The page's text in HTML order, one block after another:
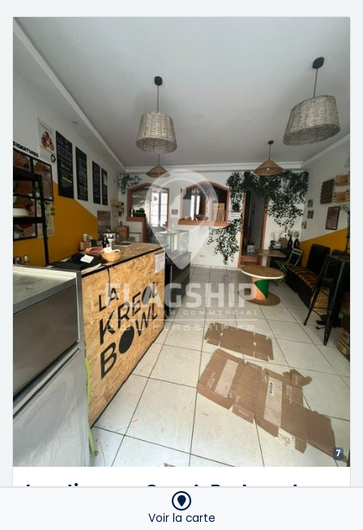
7
Location pure Grands Boulevards
L'agence FLAGSHIP vous propose une boutique
Voir la carte